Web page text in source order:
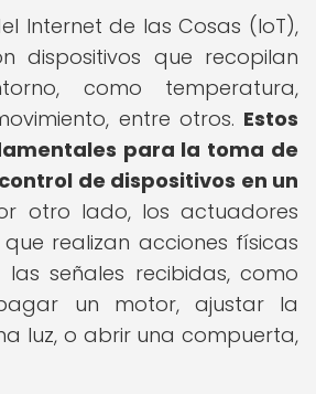
Internet de las Cosas (IoT),
dispositivos que recopilan
como temperatura,
entre otros. Estos
para la toma de
de dispositivos en un
otro lado, los actuadores
realizan acciones físicas
señales recibidas, como
un motor, ajustar la
luz, o abrir una compuerta,